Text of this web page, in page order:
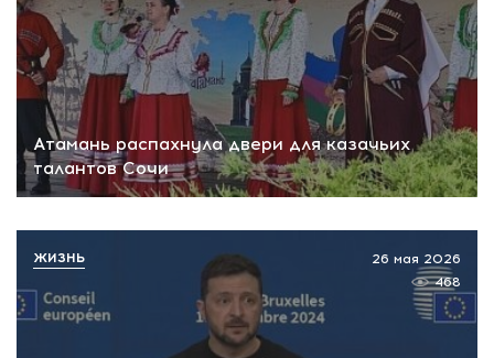
Атамань распахнула двери для казачьих
талантов Сочи
26 мая 2026
468
ЖИЗНЬ